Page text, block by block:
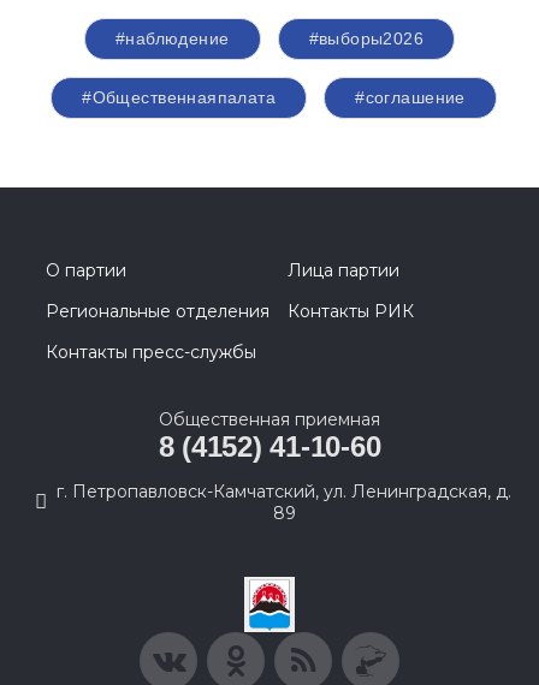
#наблюдение #выборы2026
#Общественнаяпалата #соглашение
О партии
Лица партии
Региональные отделения
Контакты РИК
Контакты пресс-службы
Общественная приемная
8 (4152) 41-10-60
г. Петропавловск-Камчатский, ул. Ленинградская, д.
89